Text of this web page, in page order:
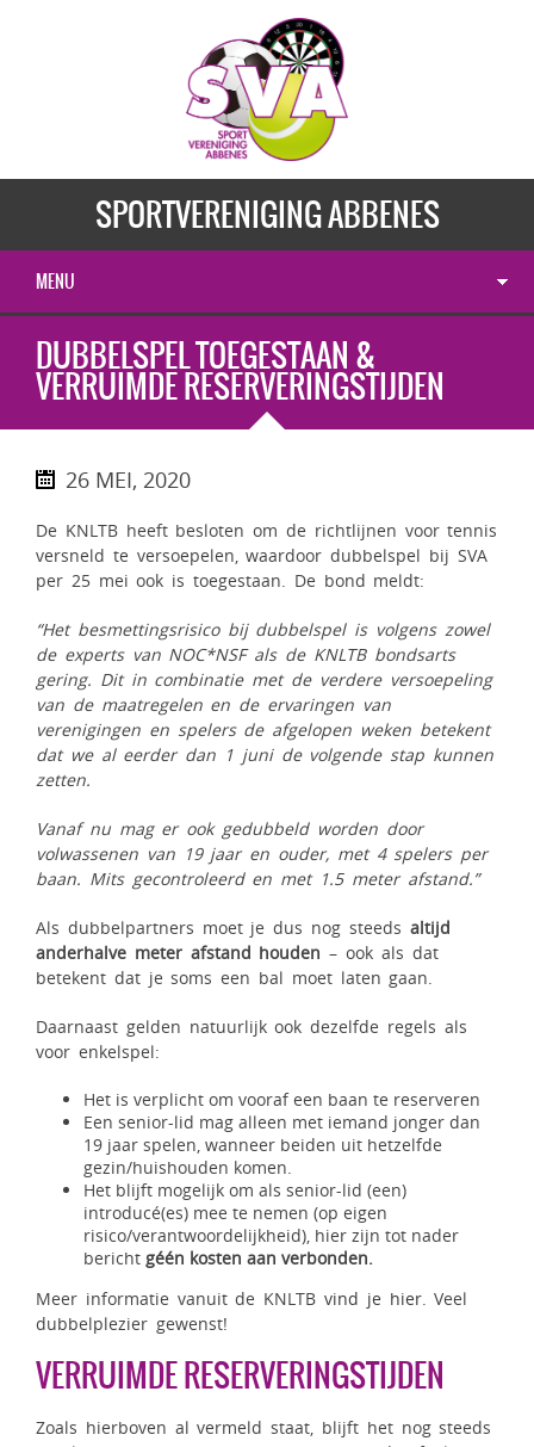
SPORTVERENIGING ABBENES
MENU
DUBBELSPEL TOEGESTAAN &
VERRUIMDE RESERVERINGSTIJDEN
26 MEI, 2020
De KNLTB heeft besloten om de richtlijnen voor tennis
versneld te versoepelen, waardoor dubbelspel bij SVA
per 25 mei ook is toegestaan. De bond meldt:
“Het besmettingsrisico bij dubbelspel is volgens zowel
de experts van NOC*NSF als de KNLTB bondsarts
gering. Dit in combinatie met de verdere versoepeling
van de maatregelen en de ervaringen van
verenigingen en spelers de afgelopen weken betekent
dat we al eerder dan 1 juni de volgende stap kunnen
zetten.
Vanaf nu mag er ook gedubbeld worden door
volwassenen van 19 jaar en ouder, met 4 spelers per
baan. Mits gecontroleerd en met 1.5 meter afstand.”
Als dubbelpartners moet je dus nog steeds altijd
anderhalve meter afstand houden – ook als dat
betekent dat je soms een bal moet laten gaan.
Daarnaast gelden natuurlijk ook dezelfde regels als
voor enkelspel:
Het is verplicht om vooraf een baan te reserveren
Een senior-lid mag alleen met iemand jonger dan
19 jaar spelen, wanneer beiden uit hetzelfde
gezin/huishouden komen.
Het blijft mogelijk om als senior-lid (een)
introducé(es) mee te nemen (op eigen
risico/verantwoordelijkheid), hier zijn tot nader
bericht géén kosten aan verbonden.
Meer informatie vanuit de KNLTBvind je hier. Veel
dubbelplezier gewenst!
VERRUIMDE RESERVERINGSTIJDEN
Zoals hierboven al vermeld staat, blijft het nog steeds